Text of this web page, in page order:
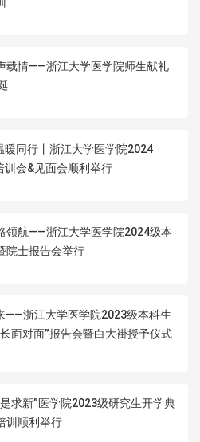
载情——浙江大学医学院师生献礼
暖同行丨浙江大学医学院2024
训会&见面会顺利举行
领航——浙江大学医学院2024级本
院士报告会举行
——浙江大学医学院2023级本科生
面对面”报告会暨白大褂授予仪式
求新”医学院2023级研究生开学典
训顺利举行